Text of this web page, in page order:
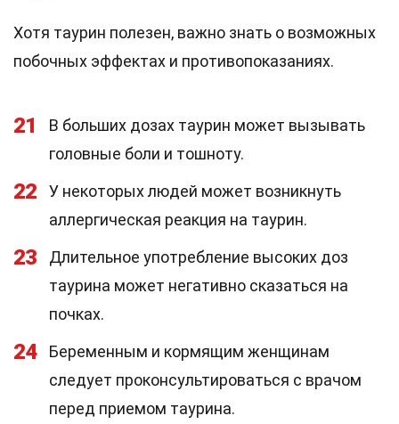
Хотя таурин полезен, важно знать о возможных
побочных эффектах и противопоказаниях.
21
В больших дозах таурин может вызывать
головные боли и тошноту.
22
У некоторых людей может возникнуть
аллергическая реакция на таурин.
23
Длительное употребление высоких доз
таурина может негативно сказаться на
почках.
24
Беременным и кормящим женщинам
следует проконсультироваться с врачом
перед приемом таурина.